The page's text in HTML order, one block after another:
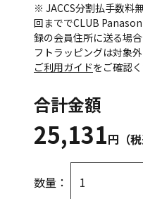
※ JACCS分割払手数料
回まででCLUB
録の会員住所に送る場
フトラッピングは対象
ご利用ガイドをご確認く
合計金額
25,131円（税
数量：